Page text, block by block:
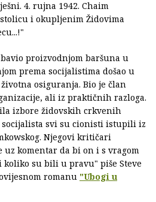
4. rujna 1942. Chaim
i okupljenim Židovima
proizvodnjom baršuna u
prema socijalistima došao u
osiguranja. Bio je član
ali iz praktičnih razloga.
izbore židovskih crkvenih
socijalista svi su cionisti istupili iz
Njegovi kritičari
komentar da bi on i s vragom
su bili u pravu" piše Steve
romanu "Ubogi u